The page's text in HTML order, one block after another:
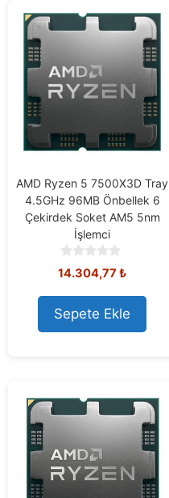
AMD Ryzen 5 7500X3D Tray
4.5GHz 96MB Önbellek 6
Çekirdek Soket AM5 5nm
İşlemci
0
o
u
t
o
f
14.304,77 ₺
Sepete Ekle